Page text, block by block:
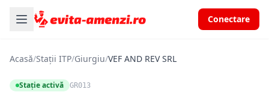
Conectare
Acasă/Stații ITP/Giurgiu/VEF AND REV SRL
Stație activă GR013